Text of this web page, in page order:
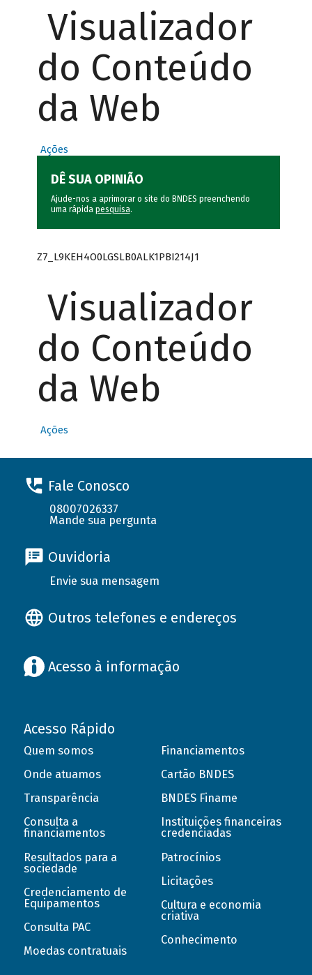
Visualizador
do Conteúdo
da Web
Ações
DÊ SUA OPINIÃO
Ajude-nos a aprimorar o site do BNDES preenchendo
uma rápida pesquisa.
Z7_L9KEH4O0LGSLB0ALK1PBI214J1
Visualizador
do Conteúdo
da Web
Ações
Fale Conosco
08007026337
Mande sua pergunta
Ouvidoria
Envie sua mensagem
Outros telefones e endereços
Acesso à informação
Acesso Rápido
Quem somos
Onde atuamos
Transparência
Consulta a
financiamentos
Resultados para a
sociedade
Credenciamento de
Equipamentos
Consulta PAC
Moedas contratuais
Financiamentos
Cartão BNDES
BNDES Finame
Instituições financeiras
credenciadas
Patrocínios
Licitações
Cultura e economia
criativa
Conhecimento